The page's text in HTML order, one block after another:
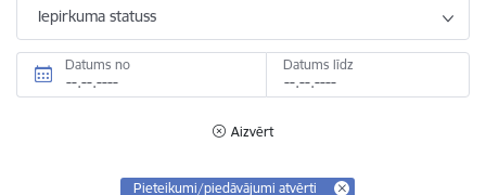
Iepirkuma statuss
Datums no Datums līdz
Aizvērt
Pieteikumi/piedāvājumi atvērti